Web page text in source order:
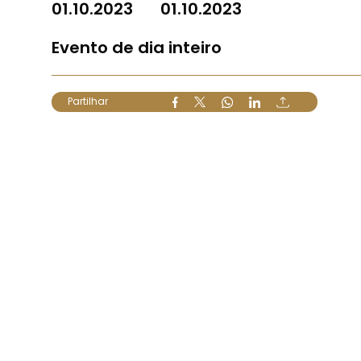
01.10.2023
01.10.2023
Evento de dia inteiro
Partilhar